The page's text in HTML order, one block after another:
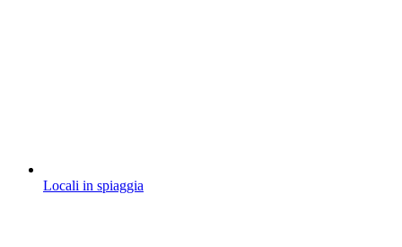
Locali in spiaggia